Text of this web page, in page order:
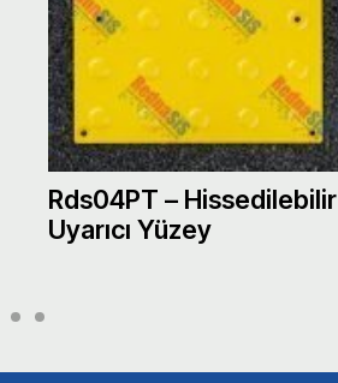
Rds04PT – Hissedilebilir
Uyarıcı Yüzey